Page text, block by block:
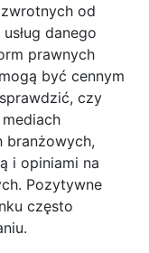
od
danego
prawnych
być cennym
czy
branżowych,
i opiniami na
Pozytywne
często